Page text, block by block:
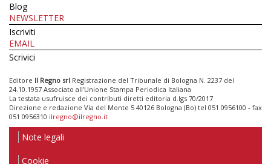
Blog
NEWSLETTER
Iscriviti
EMAIL
Scrivici
Editore Il Regno srl Registrazione del Tribunale di Bologna N. 2237 del
24.10.1957 Associato all’Unione Stampa Periodica Italiana
La testata usufruisce dei contributi diretti editoria d.lgs 70/2017
Direzione e redazione Via del Monte 5 40126 Bologna (Bo) tel 051 0956100 - fax
051 0956310 ilregno@ilregno.it
Note legali
Cookie